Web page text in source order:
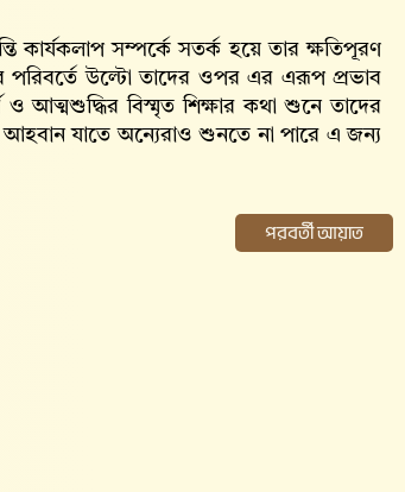
কার্যকলাপ সম্পর্কে সতর্ক হয়ে তার ক্ষতিপূরণ
উল্টো তাদের ওপর এর এরূপ প্রভাব
আত্মশুদ্ধির বিস্মৃত শিক্ষার কথা শুনে তাদের
আহবান যাতে অন্যেরাও শুনতে না পারে এ জন্য
পরবর্তী আয়াত